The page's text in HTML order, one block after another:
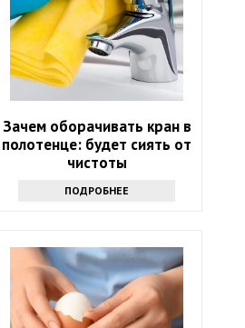
Зачем оборачивать кран в
полотенце: будет сиять от
чистоты
ПОДРОБНЕЕ